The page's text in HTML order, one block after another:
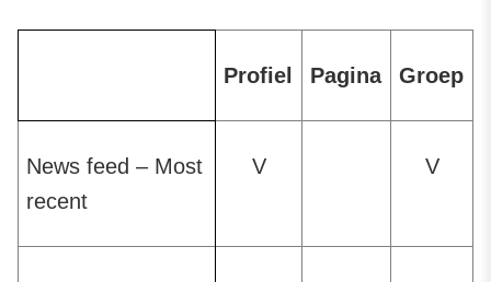
Profiel Pagina Groep
News feed – Most
recent
V V